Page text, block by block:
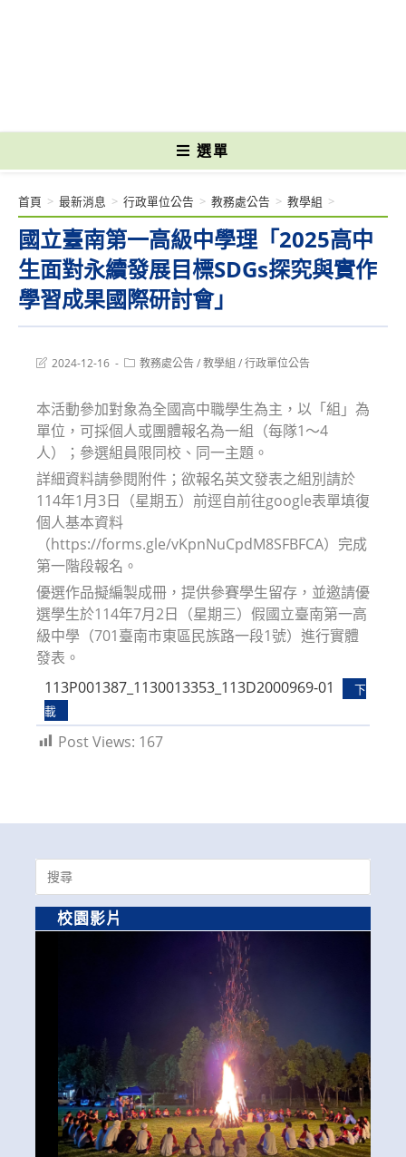
選單
國立臺南第一高級中學理「2025高中
生面對永續發展目標SDGs探究與實作
學習成果國際研討會」
首頁 > 最新消息 > 行政單位公告 > 教務處公告 > 教學組 >
Post2024-12-16
Post教務處公告/教學組 /行政單位公告
本活動參加對象為全國高中職學生為主，以「組」為
單位，可採個人或團體報名為一組（每隊1～4
人）；參選組員限同校、同一主題。
詳細資料請參閱附件；欲報名英文發表之組別請於
114年1月3日（星期五）前逕自前往google表單填復
個人基本資料
（https://forms.gle/vKpnNuCpdM8SFBFCA）完成
第一階段報名。
優選作品擬編製成冊，提供參賽學生留存，並邀請優
選學生於114年7月2日（星期三）假國立臺南第一高
級中學（701臺南市東區民族路一段1號）進行實體
發表。
113P001387_1130013353_113D2000969-01
下
載
Post Views: 167
Search
for:
校園影片